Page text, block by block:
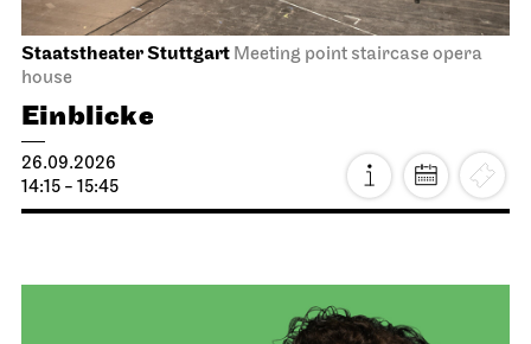
Staatstheater Stuttgart Meeting point staircase opera
house
Einblicke
26.09.2026
14:15 - 15:45